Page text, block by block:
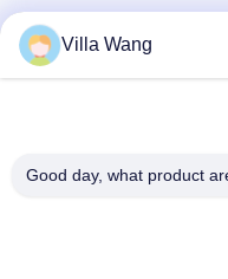
Villa Wang
Good day, what product